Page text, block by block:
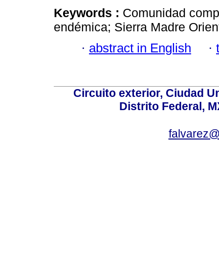
Keywords : Comunidad
endémica; Sierra Madre
· abstract in English ·
Circuito exterior, Ciudad
Distrito Federal,